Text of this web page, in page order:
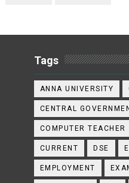
Tags
ANNA UNIVERSITY
CENTRAL
COMPUTER TEACHER
CURRENT DSE
EMPLOYMENT